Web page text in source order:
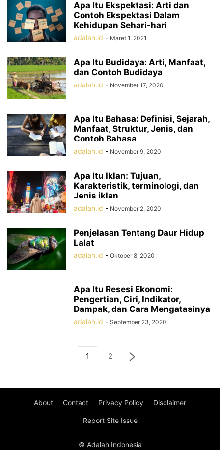
Apa Itu Ekspektasi: Arti dan
Contoh Ekspektasi Dalam
Kehidupan Sehari-hari
adalah.id - Maret 1, 2021
Apa Itu Budidaya: Arti, Manfaat,
dan Contoh Budidaya
adalah.id - November 17, 2020
Apa Itu Bahasa: Definisi, Sejarah,
Manfaat, Struktur, Jenis, dan
Contoh Bahasa
adalah.id - November 9, 2020
Apa Itu Iklan: Tujuan,
Karakteristik, terminologi, dan
Jenis iklan
adalah.id - November 2, 2020
Penjelasan Tentang Daur Hidup
Lalat
adalah.id - Oktober 8, 2020
Apa Itu Resesi Ekonomi:
Pengertian, Ciri, Indikator,
Dampak, dan Cara Mengatasinya
adalah.id - September 23, 2020
1 2
About Contact Privacy Policy Disclaimer
Report Site Issue
© Adalah Indonesia